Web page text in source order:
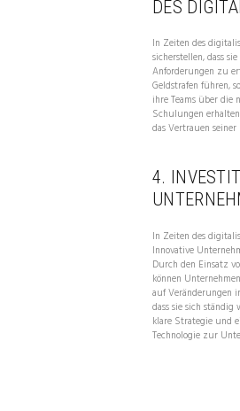
DES
In Zeiten des
sicherstellen, dass
Anforderungen zu
Geldstrafen führen,
ihre Teams über die
Schulungen
das Vertrauen
4.
In Zeiten des
Innovative
Durch den Einsatz
können
auf Veränderungen
dass sie sich
klare Strategie und
Technologie zur